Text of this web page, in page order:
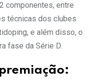
componentes, entre
técnicas dos clubes
e além disso, o
fase da Série D.